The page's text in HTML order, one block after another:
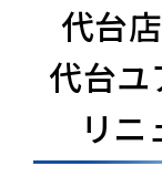
代台
代台ユ
リ